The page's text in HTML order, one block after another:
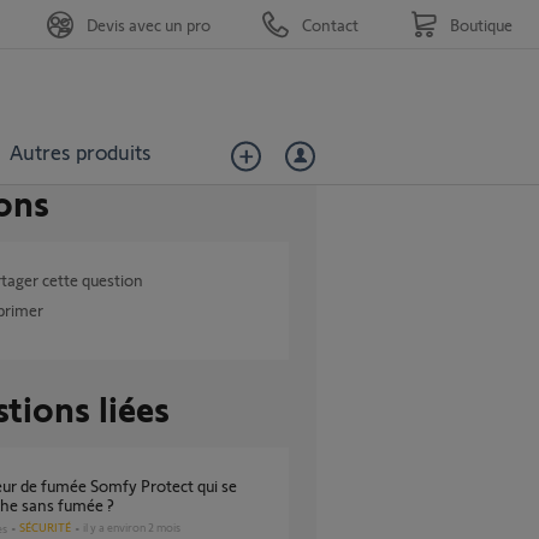
Autres produits
Devis avec un pro Contact Boutique
cette question
liées
sans fumée ?
SÉCURITÉ il y a environ 2 mois